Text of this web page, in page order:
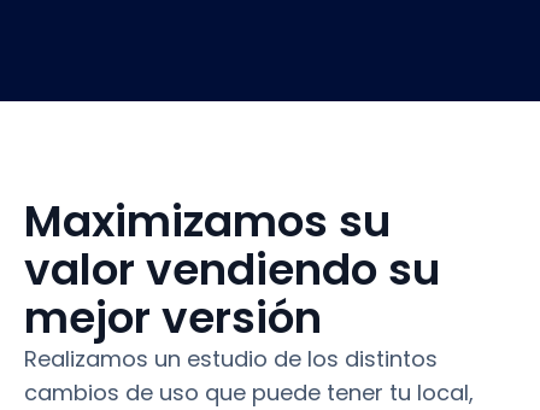
Maximizamos su
valor vendiendo su
mejor versión
Realizamos un estudio de los distintos
cambios de uso que puede tener tu local,